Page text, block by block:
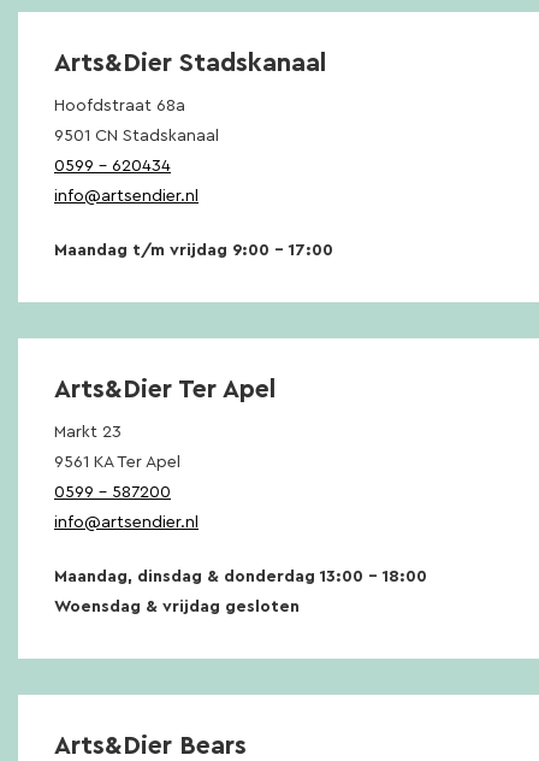
Arts&Dier Stadskanaal
Hoofdstraat 68a
9501 CN Stadskanaal
0599 – 620434
info@artsendier.nl
Maandag t/m vrijdag 9:00 – 17:00
Arts&Dier Ter Apel
Markt 23
9561 KA Ter Apel
0599 – 587200
info@artsendier.nl
Maandag, dinsdag & donderdag 13:00 – 18:00
Woensdag & vrijdag gesloten
Arts&Dier Bears